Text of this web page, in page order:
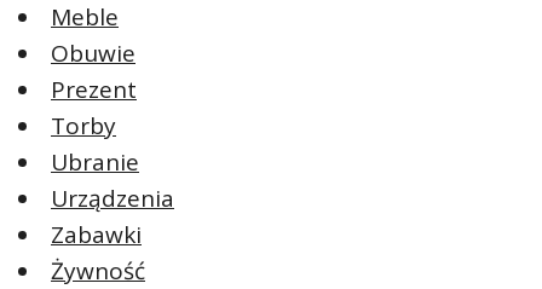
Meble
Obuwie
Prezent
Torby
Ubranie
Urządzenia
Zabawki
Żywność